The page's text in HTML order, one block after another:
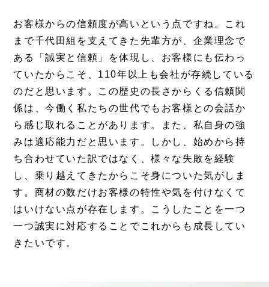
お客様からの信頼度が高いという点ですね。これ
まで千代田組を支えてきた先輩方が、企業理念で
ある「誠実と信頼」を体現し、お客様にも伝わっ
ていたからこそ、110年以上も会社が存続している
のだと思います。この歴史の長さからくる信頼関
係は、今働く私たちの世代でもお客様との会話か
ら感じ取れることがあります。また、私自身の強
みは適応能力だと思います。しかし、始めから持
ち合わせていた訳ではなく、様々な失敗を経験
し、乗り越えてきたからこそ身についた気がしま
す。商材の数だけお客様の特性や気を付けなくて
はいけない点が存在します。こうしたことを一つ
一つ誠実に対応することでこれからも成長してい
きたいです。